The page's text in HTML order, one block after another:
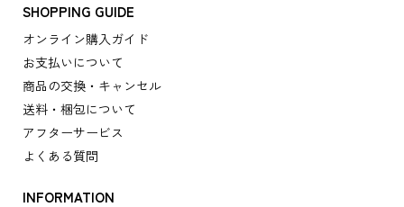
SHOPPING GUIDE
オンライン購入ガイド
お支払いについて
商品の交換・キャンセル
送料・梱包について
アフターサービス
よくある質問
INFORMATION